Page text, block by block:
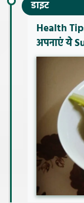
डाइट
Health
अपनाएं ये